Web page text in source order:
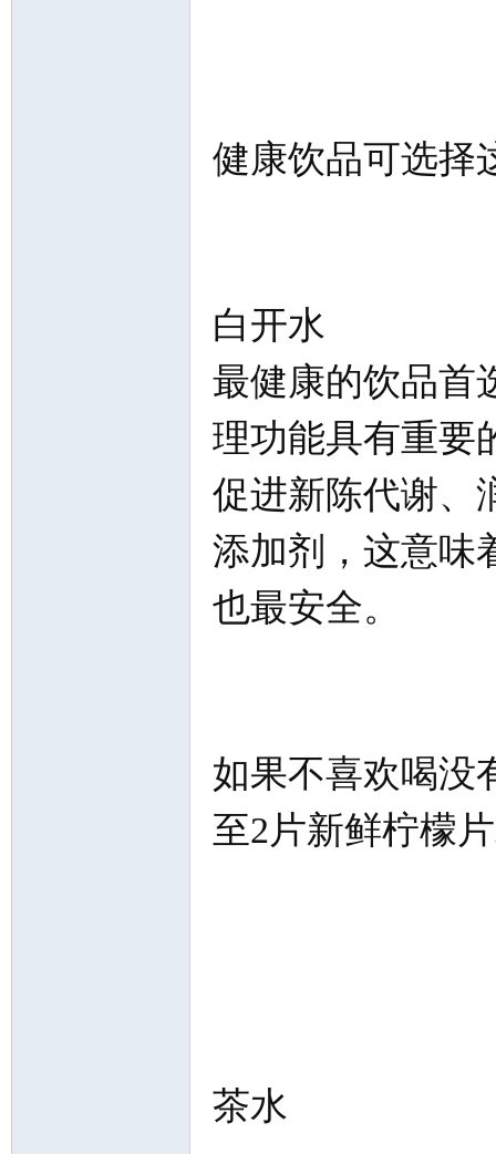
健康饮品可选择
白开水
最健康的饮品首
理功能具有重要
促进新陈代谢、
添加剂，这意味
也最安全。
如果不喜欢喝没
至2片新鲜柠檬
茶水